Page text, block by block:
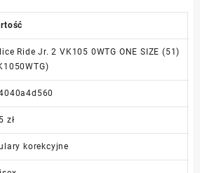
Ride Jr. 2 VK105 0WTG ONE SIZE (51)
zł
korekcyjne